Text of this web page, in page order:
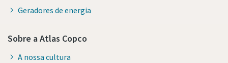
Geradores de energia
Sobre a Atlas Copco
A nossa cultura